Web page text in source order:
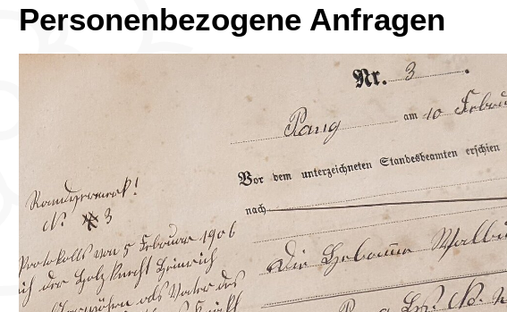
Personenbezogene Anfragen